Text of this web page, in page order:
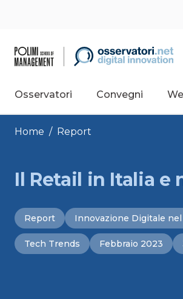
Osservatori Convegni
Home / Report
Il Retail in Italia
Report Innovazione Digitale
Tech Trends Febbraio 2023